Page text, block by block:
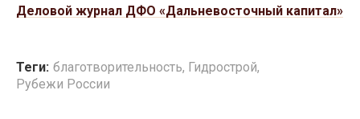
Деловой журнал ДФО «Дальневосточный капитал»
Теги: благотворительность, Гидрострой,
Рубежи России